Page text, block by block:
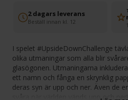
2 dagars leverans
Beställ innan kl. 12
I spelet #UpsideDownChallenge
olika utmaningar som alla blir
glasögonen. Utmaningarna
ett namn och fånga en skrynklig
deras syn är upp och ner. Även de
svåra när världen vänds upp och ner!